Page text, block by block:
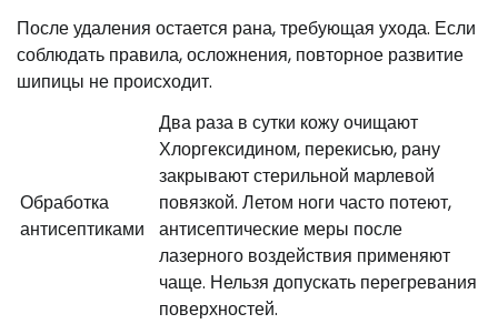
После удаления остается рана, требующая ухода. Если
соблюдать правила, осложнения, повторное развитие
шипицы не происходит.
Обработка
антисептиками
Два раза в сутки кожу очищают
Хлоргексидином, перекисью, рану
закрывают стерильной марлевой
повязкой. Летом ноги часто потеют,
антисептические меры после
лазерного воздействия применяют
чаще. Нельзя допускать перегревания
поверхностей.